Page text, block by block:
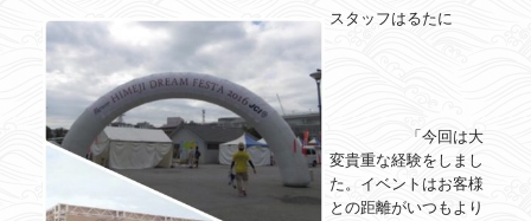
スタッフはるたに
「今回は大
変貴重な経験をしまし
た。イベントはお客様
との距離がいつもより